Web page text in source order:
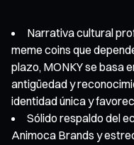
Narrativa cultural
meme coins que
plazo, MONKY se basa
antigüedad y
identidad única y
Sólido respaldo del
Animoca Brands y